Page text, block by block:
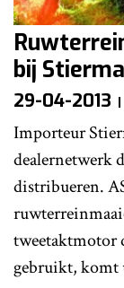
bij
29-04-2013
Importeur
dealernetwerk
distribueren.
tweetaktmotor
gebruikt, komt